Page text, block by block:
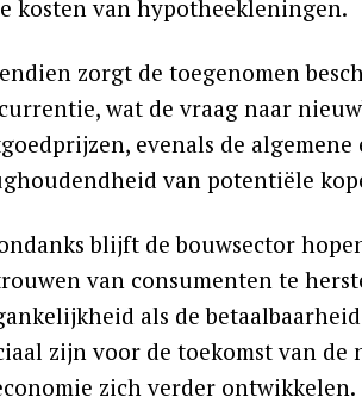
kosten van hypotheekleningen.
zorgt de toegenomen
wat de vraag naar
evenals de
van potentiële
blijft de bouwsector
van consumenten te
als de
zijn voor de toekomst van
zich verder ontwikkelen.